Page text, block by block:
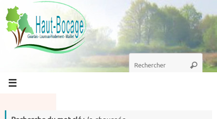
Passer
au
contenu
Recherche
pour